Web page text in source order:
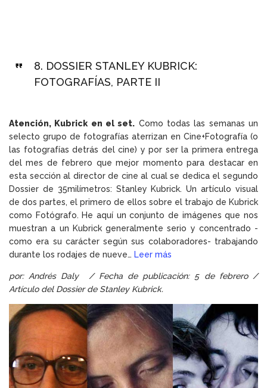
8. DOSSIER STANLEY KUBRICK:
FOTOGRAFÍAS, PARTE II
Atención, Kubrick en el set. Como todas las semanas un
selecto grupo de fotografías aterrizan en Cine+Fotografía (o
las fotografías detrás del cine) y por ser la primera entrega
del mes de febrero que mejor momento para destacar en
esta sección al director de cine al cual se dedica el segundo
Dossier de 35milímetros: Stanley Kubrick. Un artículo visual
de dos partes, el primero de ellos sobre el trabajo de Kubrick
como Fotógrafo. He aquí un conjunto de imágenes que nos
muestran a un Kubrick generalmente serio y concentrado -
como era su carácter según sus colaboradores- trabajando
durante los rodajes de nueve… Leer más
por: Andrés Daly / Fecha de publicación: 5 de febrero /
Artículo del Dossier de Stanley Kubrick.